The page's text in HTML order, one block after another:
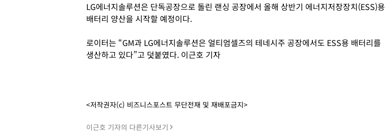
LG에너지솔루션은 단독공장으로 돌린 랜싱 공장에서 올해 상반기 에너지저장장치(ESS)용
배터리 양산을 시작할 예정이다.
로이터는 “GM과 LG에너지솔루션은 얼티엄셀즈의 테네시주 공장에서도 ESS용 배터리를
생산하고 있다”고 덧붙였다. 이근호 기자
<저작권자(c) 비즈니스포스트 무단전재 및 재배포금지>
이근호 기자의 다른기사보기